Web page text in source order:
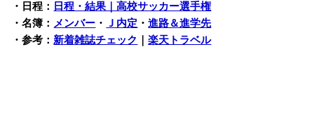
・日程：
日程・結果｜高校サッカー選手権
・名簿： メンバー ・ Ｊ内定 ・進路＆進学先
・参考：新着雑誌チェック ｜楽天トラベル